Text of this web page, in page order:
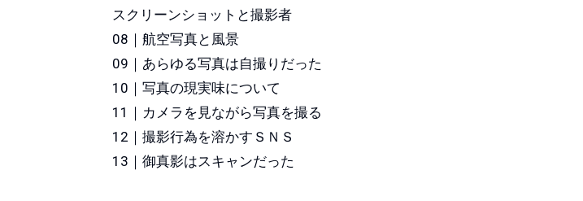
スクリーンショットと撮影者
08｜航空写真と風景
09｜あらゆる写真は自撮りだった
10｜写真の現実味について
11｜カメラを見ながら写真を撮る
12｜撮影行為を溶かすＳＮＳ
13｜御真影はスキャンだった